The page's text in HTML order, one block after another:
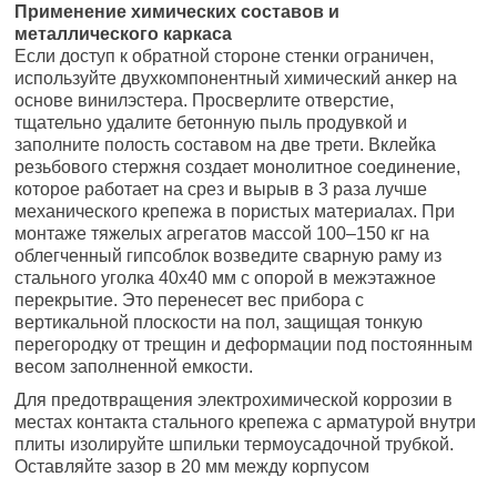
Применение химических составов и
металлического каркаса
Если доступ к обратной стороне стенки ограничен,
используйте двухкомпонентный химический анкер на
основе винилэстера. Просверлите отверстие,
тщательно удалите бетонную пыль продувкой и
заполните полость составом на две трети. Вклейка
резьбового стержня создает монолитное соединение,
которое работает на срез и вырыв в 3 раза лучше
механического крепежа в пористых материалах. При
монтаже тяжелых агрегатов массой 100–150 кг на
облегченный гипсоблок возведите сварную раму из
стального уголка 40х40 мм с опорой в межэтажное
перекрытие. Это перенесет вес прибора с
вертикальной плоскости на пол, защищая тонкую
перегородку от трещин и деформации под постоянным
весом заполненной емкости.
Для предотвращения электрохимической коррозии в
местах контакта стального крепежа с арматурой внутри
плиты изолируйте шпильки термоусадочной трубкой.
Оставляйте зазор в 20 мм между корпусом